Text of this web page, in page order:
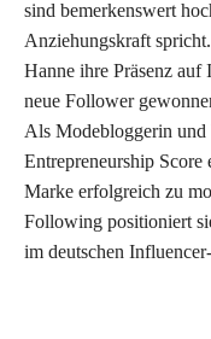
sind bemerkenswert
Anziehungskraft
Hanne ihre Präsenz auf
neue Follower
Als Modebloggerin und
Entrepreneurship
Marke erfolgreich zu
Following positioniert
im deutschen